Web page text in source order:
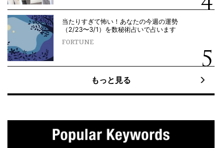
当たりすぎて怖い！あなたの今週の運勢
（2/23〜3/1）を数秘術占いで占います
FORTUNE
もっと見る